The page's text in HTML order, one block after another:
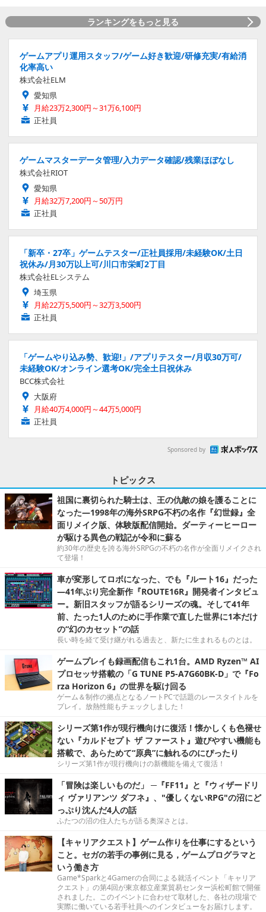
ランキングをもっと見る
ゲームアプリ運用スタッフ/ゲーム好き歓迎/研修充実/有給消
化率高い
株式会社ELM
愛知県
月給23万2,300円～31万6,100円
正社員
ゲームマスターデータ管理/入力データ確認/残業ほぼなし
株式会社RIOT
愛知県
月給32万7,200円～50万円
正社員
「新卒・27卒」ゲームテスター/正社員採用/未経験OK/土日
祝休み/月30万以上可/川口市栄町2丁目
株式会社ELシステム
埼玉県
月給22万5,500円～32万3,500円
正社員
「ゲームやり込み勢、歓迎!」/アプリテスター/月収30万可/
未経験OK/オンライン選考OK/完全土日祝休み
BCC株式会社
大阪府
月給40万4,000円～44万5,000円
正社員
Sponsored by
トピックス
祖国に裏切られた騎士は、王の仇敵の娘を護ることに
なった―1998年の海外SRPG不朽の名作『幻世録』全
面リメイク版、体験版配信開始。ダーティーヒーロー
が駆ける異色の戦記が令和に蘇る
約30年の歴史を誇る海外SRPGの不朽の名作が全面リメイクされ
て登場！
車が変形してロボになった、でも『ルート16』だった
―41年ぶり完全新作『ROUTE16R』開発者インタビュ
ー。新旧スタッフが語るシリーズの魂。そして41年
前、たった1人のために手作業で直した世界に1本だけ
の“幻のカセット”の話
長い時を経て受け継がれる過去と、新たに生まれるものとは。
ゲームプレイも録画配信もこれ1台。AMD Ryzen™ AI
プロセッサ搭載の「G TUNE P5-A7G60BK-D」で『Fo
rza Horizon 6』の世界を駆け回る
ゲーム＆制作の拠点となるノートPCで話題のレースタイトルを
プレイ。放熱性能もチェックしました！
シリーズ第1作が現行機向けに復活！懐かしくも色褪せ
ない『カルドセプト ザ ファースト』遊びやすい機能も
搭載で、あらためて“原典”に触れるのにぴったり
シリーズ第1作が現行機向けの新機能を備えて復活！
「冒険は楽しいものだ」 ─『FF11』と『ウィザードリ
ィ ヴァリアンツ ダフネ』、"優しくないRPG"の沼にど
っぷり沈んだ4人の話
ふたつの沼の住人たちが語る奥深さとは。
【キャリアクエスト】ゲーム作りを仕事にするという
こと。セガの若手の事例に見る，ゲームプログラマと
いう働き方
Game*Sparkと4Gamerの合同による就活イベント「キャリア
クエスト」の第4回が東京都立産業貿易センター浜松町館で開催
されました。このイベントに合わせて取材した、各社の現場で
実際に働いている若手社員へのインタビューをお届けします。